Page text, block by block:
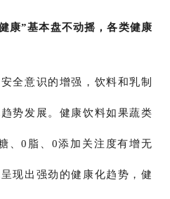
康”基本盘不动摇，各类健康
全意识的增强，饮料和乳制
势发展。健康饮料如果蔬类
、0脂、0添加关注度有增无
现出强劲的健康化趋势，健